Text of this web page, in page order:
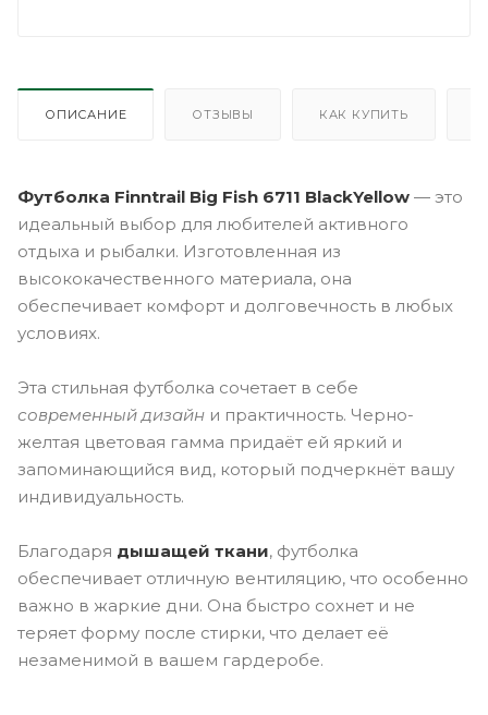
ОПИСАНИЕ ОТЗЫВЫ КАК КУПИТЬ
Футболка Finntrail Big Fish 6711 BlackYellow — это
идеальный выбор для любителей активного
отдыха и рыбалки. Изготовленная из
высококачественного материала, она
обеспечивает комфорт и долговечность в любых
условиях.
Эта стильная футболка сочетает в себе
современный дизайн и практичность. Черно-
желтая цветовая гамма придаёт ей яркий и
запоминающийся вид, который подчеркнёт вашу
индивидуальность.
Благодаря дышащей ткани, футболка
обеспечивает отличную вентиляцию, что особенно
важно в жаркие дни. Она быстро сохнет и не
теряет форму после стирки, что делает её
незаменимой в вашем гардеробе.